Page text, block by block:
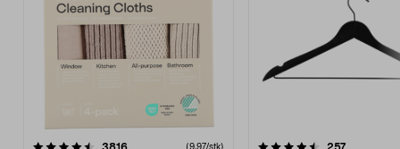
anmeldelser(9,97/stk)
4.5av 5 stjerner 4.5av 5 stjerner